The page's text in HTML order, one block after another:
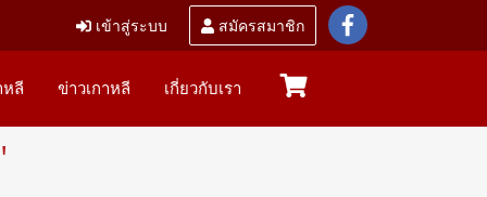
เข้าสู่ระบบ สมัครสมาชิก
หลี ข่าวเกาหลี เกี่ยวกับเรา